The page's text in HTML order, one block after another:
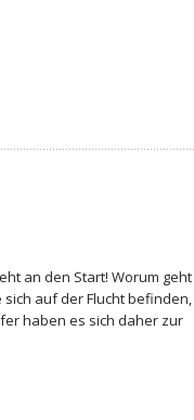
an den Start! Worum geht
sich auf der Flucht befinden,
haben es sich daher zur